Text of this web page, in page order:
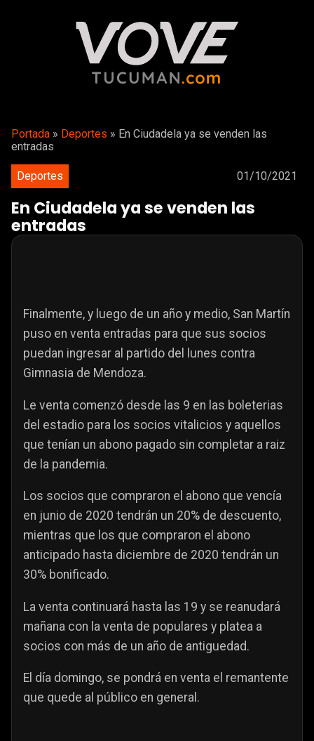
Portada » Deportes » En Ciudadela ya se venden las
entradas
Deportes 01/10/2021
En Ciudadela ya se venden las
entradas
Finalmente, y luego de un año y medio, San Martín
puso en venta entradas para que sus socios
puedan ingresar al partido del lunes contra
Gimnasia de Mendoza.
Le venta comenzó desde las 9 en las boleterias
del estadio para los socios vitalicios y aquellos
que tenían un abono pagado sin completar a raiz
de la pandemia.
Los socios que compraron el abono que vencía
en junio de 2020 tendrán un 20% de descuento,
mientras que los que compraron el abono
anticipado hasta diciembre de 2020 tendrán un
30% bonificado.
La venta continuará hasta las 19 y se reanudará
mañana con la venta de populares y platea a
socios con más de un año de antiguedad.
El día domingo, se pondrá en venta el remantente
que quede al público en general.